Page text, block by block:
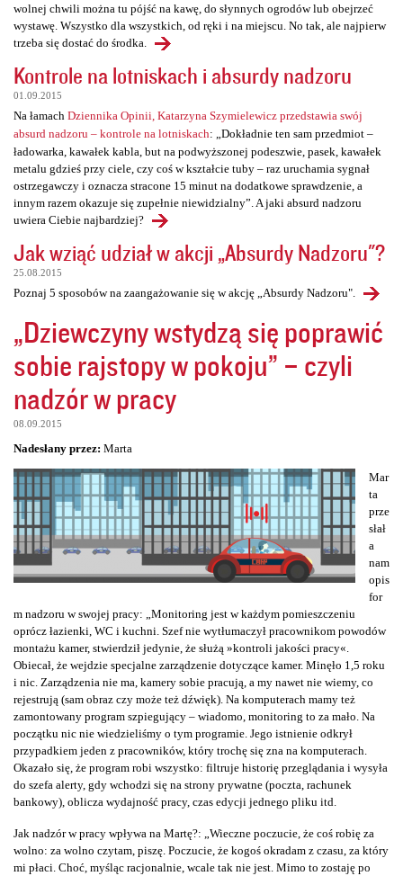
wolnej chwili można tu pójść na kawę, do słynnych ogrodów lub obejrzeć
wystawę. Wszystko dla wszystkich, od ręki i na miejscu. No tak, ale najpierw
trzeba się dostać do środka.
Kontrole na lotniskach i absurdy nadzoru
01.09.2015
Na łamach Dziennika Opinii, Katarzyna Szymielewicz przedstawia swój
absurd nadzoru – kontrole na lotniskach: „Dokładnie ten sam przedmiot –
ładowarka, kawałek kabla, but na podwyższonej podeszwie, pasek, kawałek
metalu gdzieś przy ciele, czy coś w kształcie tuby – raz uruchamia sygnał
ostrzegawczy i oznacza stracone 15 minut na dodatkowe sprawdzenie, a
innym razem okazuje się zupełnie niewidzialny”. A jaki absurd nadzoru
uwiera Ciebie najbardziej?
Jak wziąć udział w akcji „Absurdy Nadzoru"?
25.08.2015
Poznaj 5 sposobów na zaangażowanie się w akcję „Absurdy Nadzoru".
„Dziewczyny wstydzą się poprawić
sobie rajstopy w pokoju” – czyli
nadzór w pracy
08.09.2015
Nadesłany przez: Marta
Mar
ta
prze
słał
a
nam
opis
for
m nadzoru w swojej pracy: „Monitoring jest w każdym pomieszczeniu
oprócz łazienki, WC i kuchni. Szef nie wytłumaczył pracownikom powodów
montażu kamer, stwierdził jedynie, że służą »kontroli jakości pracy«.
Obiecał, że wejdzie specjalne zarządzenie dotyczące kamer. Minęło 1,5 roku
i nic. Zarządzenia nie ma, kamery sobie pracują, a my nawet nie wiemy, co
rejestrują (sam obraz czy może też dźwięk). Na komputerach mamy też
zamontowany program szpiegujący – wiadomo, monitoring to za mało. Na
początku nic nie wiedzieliśmy o tym programie. Jego istnienie odkrył
przypadkiem jeden z pracowników, który trochę się zna na komputerach.
Okazało się, że program robi wszystko: filtruje historię przeglądania i wysyła
do szefa alerty, gdy wchodzi się na strony prywatne (poczta, rachunek
bankowy), oblicza wydajność pracy, czas edycji jednego pliku itd.
Jak nadzór w pracy wpływa na Martę?: „Wieczne poczucie, że coś robię za
wolno: za wolno czytam, piszę. Poczucie, że kogoś okradam z czasu, za który
mi płaci. Choć, myśląc racjonalnie, wcale tak nie jest. Mimo to zostaję po